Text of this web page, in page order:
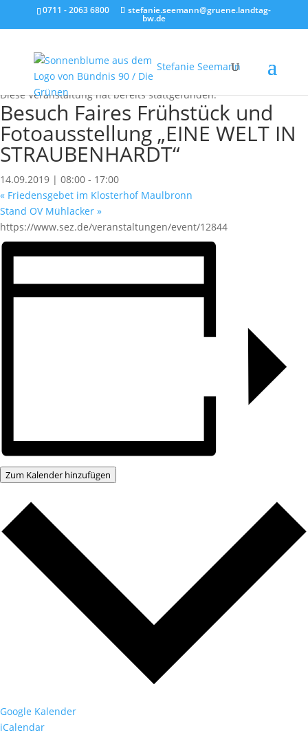
0711 - 2063 6800 stefanie.seemann@gruene.landtag-
bw.de
Stefanie Seemann
« Alle Veranstaltungen
Diese Veranstaltung hat bereits stattgefunden.
Besuch Faires Frühstück und
Fotoausstellung „EINE WELT IN
STRAUBENHARDT“
14.09.2019 | 08:00 - 17:00
« Friedensgebet im Klosterhof Maulbronn
Stand OV Mühlacker »
https://www.sez.de/veranstaltungen/event/12844
Zum Kalender hinzufügen
Google Kalender
iCalendar